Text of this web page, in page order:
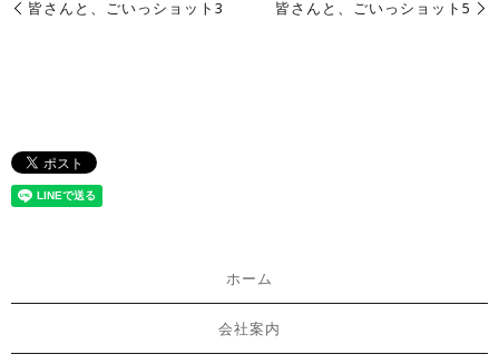
皆さんと、ごいっショット3 皆さんと、ごいっショット5
ホーム
会社案内